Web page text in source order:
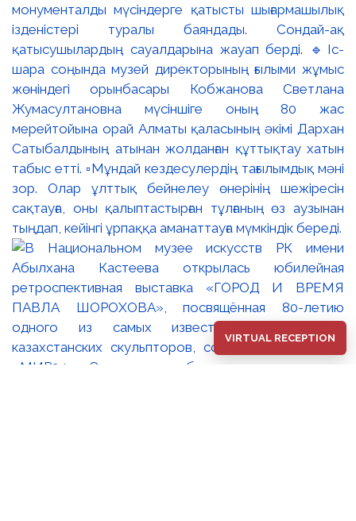
монументалды мүсіндерге қатысты шығармашылық
ізденістері туралы баяндады. Сондай-ақ
қатысушылардың сауалдарына жауап берді. 🔹Іс-
шара соңында музей директорының ғылыми жұмыс
жөніндегі орынбасары Кобжанова Светлана
Жумасултановна мүсіншіге оның 80 жас
мерейтойына орай Алматы қаласының әкімі Дархан
Сатыбалдының атынан жолданған құттықтау хатын
табыс етті. ▫️Мұндай кездесулердің тағылымдық мәні
зор. Олар ұлттық бейнелеу өнерінің шежіресін
сақтауға, оны қалыптастырған тұлғаның өз аузынан
тыңдап, кейінгі ұрпаққа аманаттауға мүмкіндік береді.
VIRTUAL RECEPTION